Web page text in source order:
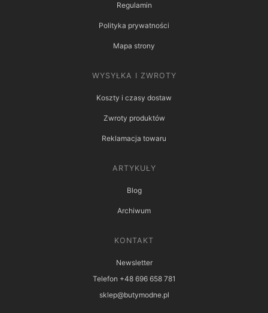
Regulamin
Polityka prywatności
Mapa strony
WYSYŁKA I ZWROTY
Koszty i czasy dostaw
Zwroty produktów
Reklamacja towaru
ARTYKUŁY
Blog
Archiwum
KONTAKT
Newsletter
Telefon +48 696 658 781
sklep@butymodne.pl